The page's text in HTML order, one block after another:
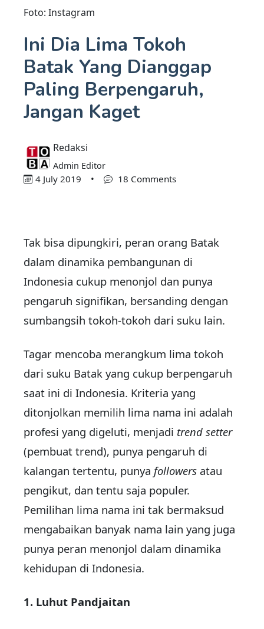
Foto: Instagram
Ini Dia Lima Tokoh
Batak Yang Dianggap
Paling Berpengaruh,
Jangan Kaget
Redaksi
Admin Editor
4 July 2019 • 18 Comments
Tak bisa dipungkiri, peran orang Batak
dalam dinamika pembangunan di
Indonesia cukup menonjol dan punya
pengaruh signifikan, bersanding dengan
sumbangsih tokoh-tokoh dari suku lain.
Tagar mencoba merangkum lima tokoh
dari suku Batak yang cukup berpengaruh
saat ini di Indonesia. Kriteria yang
ditonjolkan memilih lima nama ini adalah
profesi yang digeluti, menjadi trend setter
(pembuat trend), punya pengaruh di
kalangan tertentu, punya followers atau
pengikut, dan tentu saja populer.
Pemilihan lima nama ini tak bermaksud
mengabaikan banyak nama lain yang juga
punya peran menonjol dalam dinamika
kehidupan di Indonesia.
1. Luhut Pandjaitan